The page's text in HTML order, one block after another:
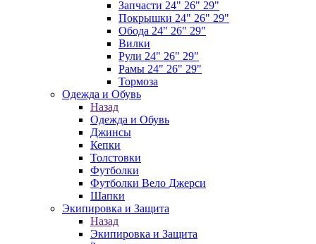
Запчасти 24" 26" 29"
Покрышки 24" 26" 29"
Обода 24" 26" 29"
Вилки
Рули 24" 26" 29"
Рамы 24" 26" 29"
Тормоза
Одежда и Обувь
Назад
Одежда и Обувь
Джинсы
Кепки
Толстовки
Футболки
Футболки Вело Джерси
Шапки
Экипировка и Защита
Назад
Экипировка и Защита